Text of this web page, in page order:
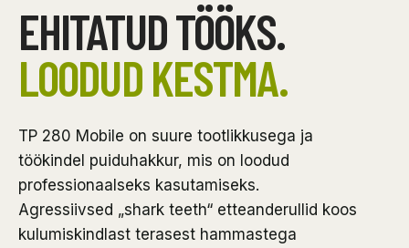
EHITATUD TÖÖKS.
LOODUD KESTMA.
TP 280 Mobile on suure tootlikkusega ja
töökindel puiduhakkur, mis on loodud
professionaalseks kasutamiseks.
Agressiivsed „shark teeth“ etteanderullid koos
kulumiskindlast terasest hammastega